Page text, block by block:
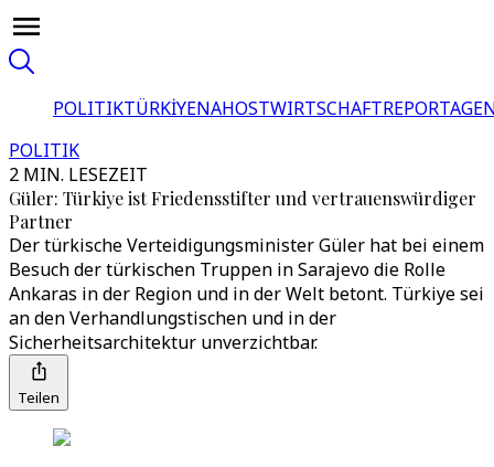
POLITIKTÜRKİYENAHOSTWIRTSCHAFT
POLITIK
2 MIN. LESEZEIT
Güler: Türkiye ist Friedensstifter und vertrauenswürdiger
Partner
Der türkische Verteidigungsminister Güler hat bei einem
Besuch der türkischen Truppen in Sarajevo die Rolle
Ankaras in der Region und in der Welt betont. Türkiye sei
an den Verhandlungstischen und in der
Sicherheitsarchitektur unverzichtbar.
Teilen